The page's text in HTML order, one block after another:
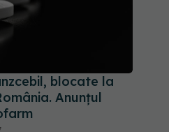
blocate la
Anunțul